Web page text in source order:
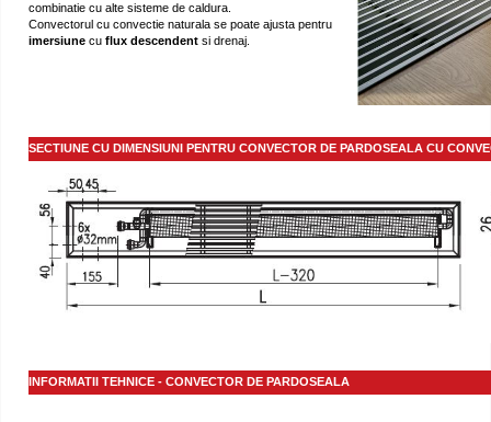
combinatie cu alte sisteme de caldura.
Convectorul cu convectie naturala se poate ajusta pentru
imersiune cu flux descendent si drenaj.
SECTIUNE CU DIMENSIUNI PENTRU CONVECTOR DE PARDOSEALA CU
INFORMATII TEHNICE - CONVECTOR DE PARDOSEALA